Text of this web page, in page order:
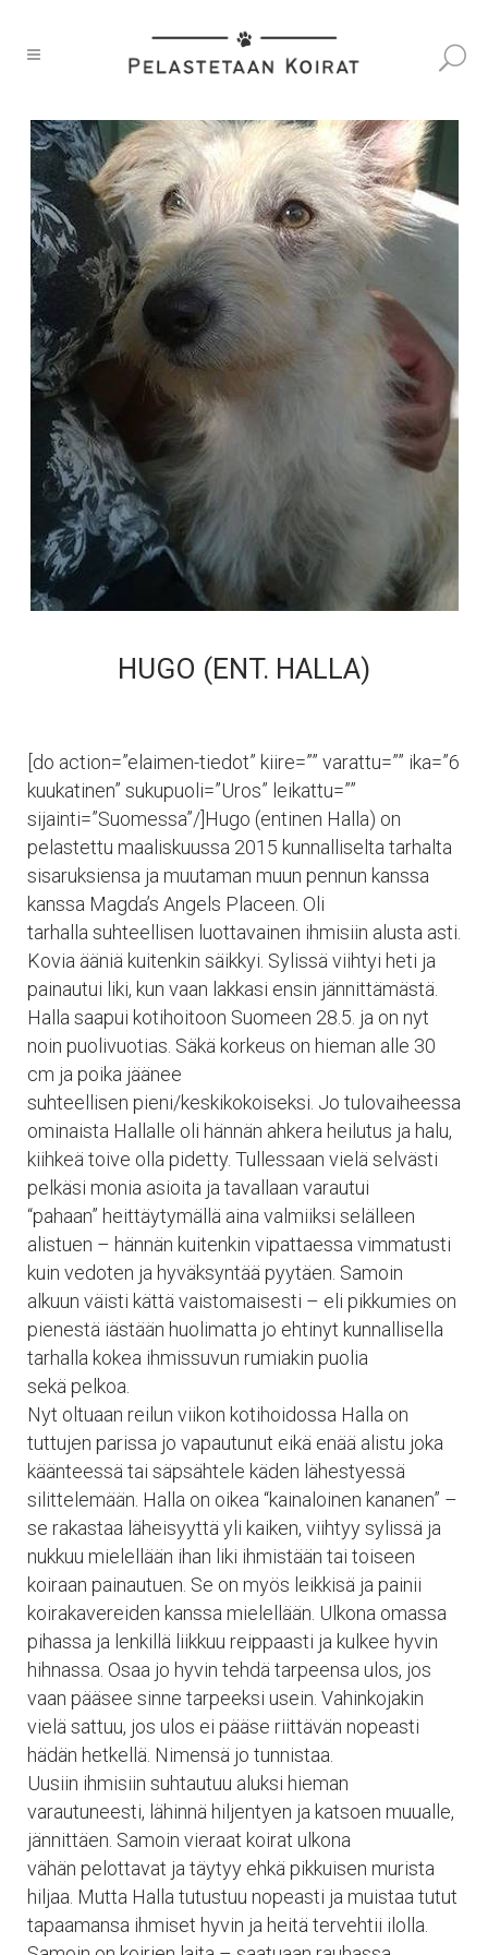
HUGO (ENT. HALLA)
[do action=”elaimen-tiedot” kiire=”” varattu=”” ika=”6
kuukatinen” sukupuoli=”Uros” leikattu=””
sijainti=”Suomessa”/]Hugo (entinen Halla) on
pelastettu maaliskuussa 2015 kunnalliselta tarhalta
sisaruksiensa ja muutaman muun pennun kanssa
kanssa Magda’s Angels Placeen. Oli
tarhalla suhteellisen luottavainen ihmisiin alusta asti.
Kovia ääniä kuitenkin säikkyi. Sylissä viihtyi heti ja
painautui liki, kun vaan lakkasi ensin jännittämästä.
Halla saapui kotihoitoon Suomeen 28.5. ja on nyt
noin puolivuotias. Säkä korkeus on hieman alle 30
cm ja poika jäänee
suhteellisen pieni/keskikokoiseksi. Jo tulovaiheessa
ominaista Hallalle oli hännän ahkera heilutus ja halu,
kiihkeä toive olla pidetty. Tullessaan vielä selvästi
pelkäsi monia asioita ja tavallaan varautui
“pahaan” heittäytymällä aina valmiiksi selälleen
alistuen – hännän kuitenkin vipattaessa vimmatusti
kuin vedoten ja hyväksyntää pyytäen. Samoin
alkuun väisti kättä vaistomaisesti – eli pikkumies on
pienestä iästään huolimatta jo ehtinyt kunnallisella
tarhalla kokea ihmissuvun rumiakin puolia
sekä pelkoa.
Nyt oltuaan reilun viikon kotihoidossa Halla on
tuttujen parissa jo vapautunut eikä enää alistu joka
käänteessä tai säpsähtele käden lähestyessä
silittelemään. Halla on oikea “kainaloinen kananen” –
se rakastaa läheisyyttä yli kaiken, viihtyy sylissä ja
nukkuu mielellään ihan liki ihmistään tai toiseen
koiraan painautuen. Se on myös leikkisä ja painii
koirakavereiden kanssa mielellään. Ulkona omassa
pihassa ja lenkillä liikkuu reippaasti ja kulkee hyvin
hihnassa. Osaa jo hyvin tehdä tarpeensa ulos, jos
vaan pääsee sinne tarpeeksi usein. Vahinkojakin
vielä sattuu, jos ulos ei pääse riittävän nopeasti
hädän hetkellä. Nimensä jo tunnistaa.
Uusiin ihmisiin suhtautuu aluksi hieman
varautuneesti, lähinnä hiljentyen ja katsoen muualle,
jännittäen. Samoin vieraat koirat ulkona
vähän pelottavat ja täytyy ehkä pikkuisen murista
hiljaa. Mutta Halla tutustuu nopeasti ja muistaa tutut
tapaamansa ihmiset hyvin ja heitä tervehtii ilolla.